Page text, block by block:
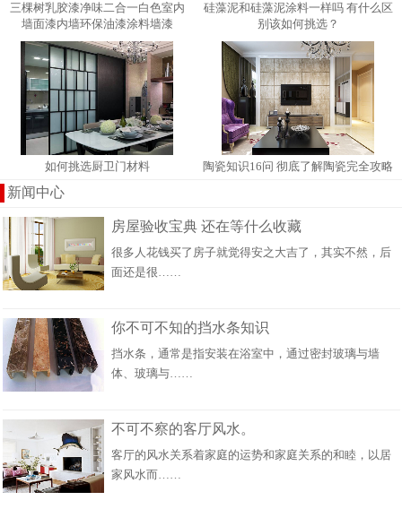
三棵树乳胶漆净味二合一白色室内
墙面漆内墙环保油漆涂料墙漆
硅藻泥和硅藻泥涂料一样吗 有什​么区
别该如何挑选？
如何挑选厨卫门材料 陶瓷知识16问 彻底了解陶瓷完全攻略
新闻中心
房屋验收宝典 还在等什么收藏
很多人花钱买了房子就觉得安之大吉了，其实不然，后
面还是很……
你不可不知的挡水条知识
挡水条，通常是指安装在浴室中，通过密封玻璃与墙
体、玻璃与……
不可不察的客厅风水。
客厅的风水关系着家庭的运势和家庭关系的和睦，以居
家风水而……